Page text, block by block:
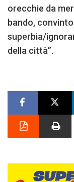
orecchie da
bando,
superbia/
della città”.